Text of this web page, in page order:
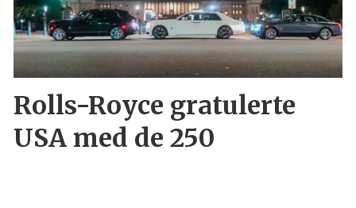
Rolls-Royce gratulerte
USA med de 250